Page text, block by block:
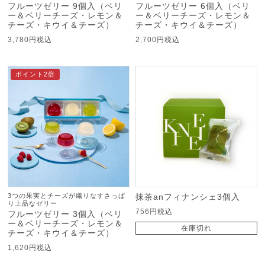
フルーツゼリー 9個入（ベリ
ー＆ベリーチーズ・レモン＆
チーズ・キウイ＆チーズ）
3,780 税込
フルーツゼリー 6個入（ベリ
ー＆ベリーチーズ・レモン＆
チーズ・キウイ＆チーズ）
2,700 税込
ポイント2倍
3つの果実とチーズが織りなすさっぱ
り上品なゼリー
フルーツゼリー 3個入（ベリ
ー＆ベリーチーズ・レモン＆
チーズ・キウイ＆チーズ）
1,620 税込
抹茶anフィナンシェ3個入
756
税込
在庫切れ